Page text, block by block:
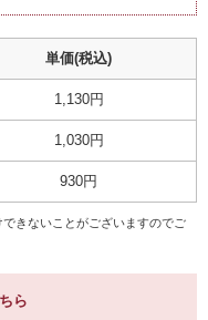
単価(税込)
1,130円
1,030円
930円
きないことがございますのでご
ら